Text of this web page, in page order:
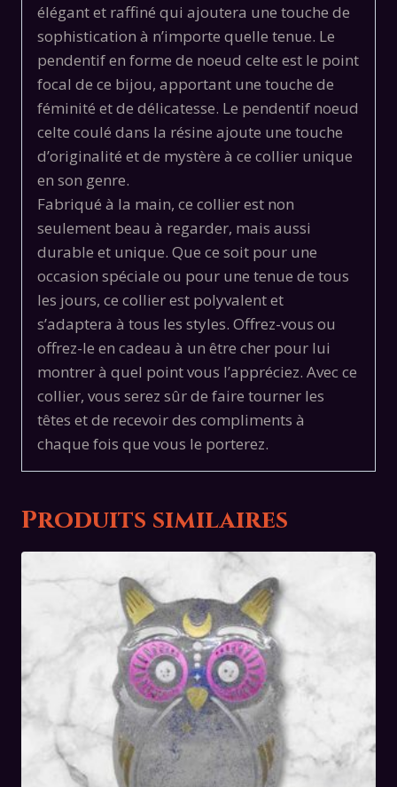
élégant et raffiné qui ajoutera une touche de
sophistication à n’importe quelle tenue. Le
pendentif en forme de noeud celte est le point
focal de ce bijou, apportant une touche de
féminité et de délicatesse. Le pendentif noeud
celte coulé dans la résine ajoute une touche
d’originalité et de mystère à ce collier unique
en son genre.
Fabriqué à la main, ce collier est non
seulement beau à regarder, mais aussi
durable et unique. Que ce soit pour une
occasion spéciale ou pour une tenue de tous
les jours, ce collier est polyvalent et
s’adaptera à tous les styles. Offrez-vous ou
offrez-le en cadeau à un être cher pour lui
montrer à quel point vous l’appréciez. Avec ce
collier, vous serez sûr de faire tourner les
têtes et de recevoir des compliments à
chaque fois que vous le porterez.
Produits similaires